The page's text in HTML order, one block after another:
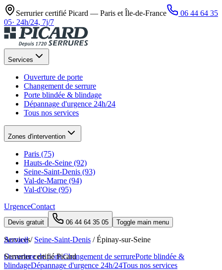
Serrurier certifié Picard — Paris et Île-de-France
06 44 64 35
05· 24h/24, 7j/7
Services
Ouverture de porte
Changement de serrure
Porte blindée & blindage
Dépannage d'urgence 24h/24
Tous nos services
Zones d'intervention
Paris (75)
Hauts-de-Seine (92)
Seine-Saint-Denis (93)
Val-de-Marne (94)
Val-d'Oise (95)
UrgenceContact
Devis gratuit 06 44 64 35 05 Toggle main menu
Services
Ouverture de porteChangement de serrurePorte blindée &
blindageDépannage d'urgence 24h/24Tous nos services
Accueil / Seine-Saint-Denis / Épinay-sur-Seine
Serrurier certifié Picard